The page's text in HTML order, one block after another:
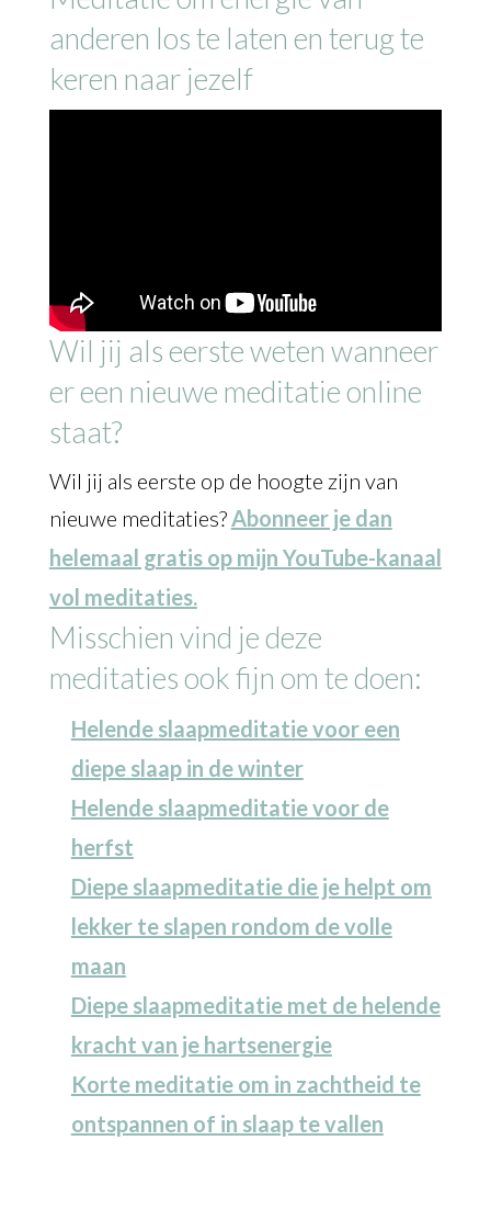
anderen los te laten en terug te
keren naar jezelf
Wil jij als eerste weten wanneer
er een nieuwe meditatie online
staat?
Wil jij als eerste op de hoogte zijn van
nieuwe meditaties?Abonneer je dan
helemaal gratis op mijn YouTube-kanaal
vol meditaties.
Misschien vind je deze
meditaties ook fijn om te doen:
Helende slaapmeditatie voor een
diepe slaap in de winter
Helende slaapmeditatie voor de
herfst
Diepe slaapmeditatie die je helpt om
lekker te slapen rondom de volle
maan
Diepe slaapmeditatie met de helende
kracht van je hartsenergie
Korte meditatie om in zachtheid te
ontspannen of in slaap te vallen